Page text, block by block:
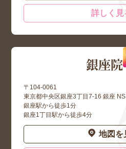
詳しく見
銀座院
〒104-0061
東京都中央区銀座3丁目7-16 銀座
銀座駅から徒歩1分
銀座1丁目駅から徒歩4分
地図を